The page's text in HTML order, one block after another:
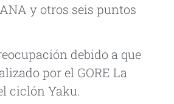
y otros seis puntos
debido a que
por el GORE La
ciclón Yaku.